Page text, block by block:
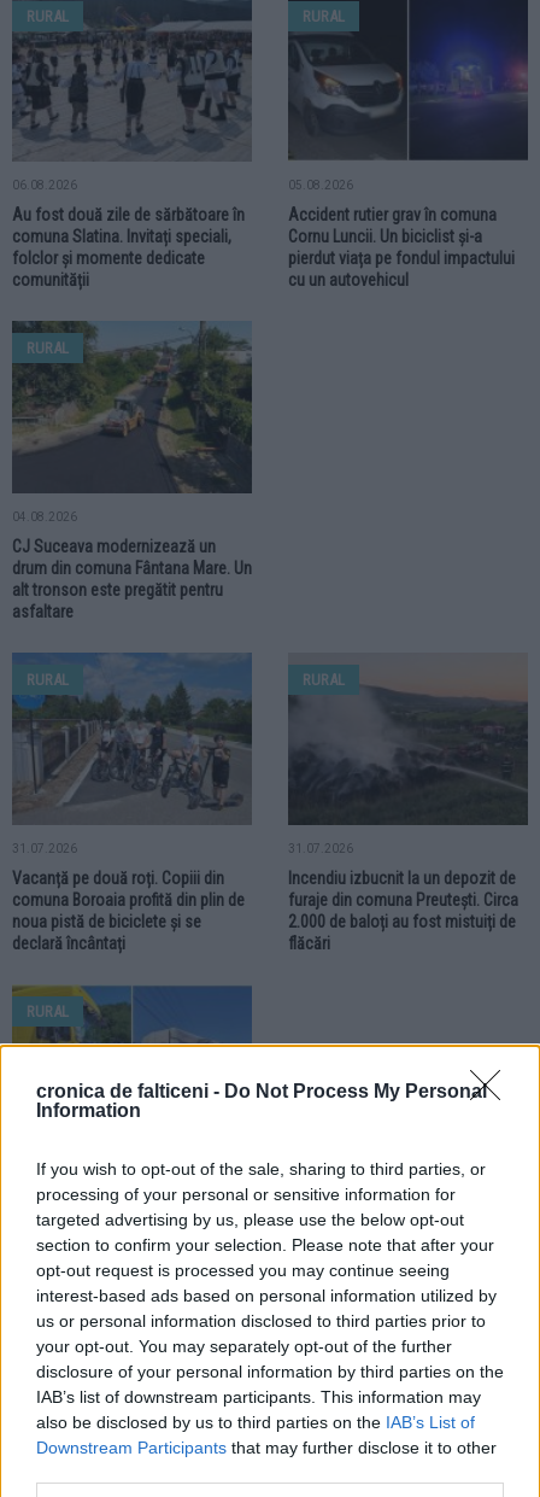
cronica de falticeni - Do Not Process My Personal
Information
If you wish to opt-out of the sale, sharing to third parties, or
processing of your personal or sensitive information for
targeted advertising by us, please use the below opt-out
section to confirm your selection. Please note that after your
opt-out request is processed you may continue seeing
interest-based ads based on personal information utilized by
us or personal information disclosed to third parties prior to
your opt-out. You may separately opt-out of the further
disclosure of your personal information by third parties on the
IAB’s list of downstream participants. This information may
also be disclosed by us to third parties on the IAB’s List of
Downstream Participants that may further disclose it to other
RURAL
06.08.2026
Au fost două zile de sărbătoare în
comuna Slatina. Invitați speciali,
folclor și momente dedicate
comunității
RURAL
05.08.2026
Accident rutier grav în comuna
Cornu Luncii. Un biciclist și-a
pierdut viața pe fondul impactului
cu un autovehicul
RURAL
04.08.2026
CJ Suceava modernizează un
drum din comuna Fântana Mare. Un
alt tronson este pregătit pentru
asfaltare
RURAL
31.07.2026
Vacanță pe două roți. Copiii din
comuna Boroaia profită din plin de
noua pistă de biciclete și se
declară încântați
RURAL
31.07.2026
Incendiu izbucnit la un depozit de
furaje din comuna Preutești. Circa
2.000 de baloți au fost mistuiți de
flăcări
RURAL
30.07.2026
Accident rutier produs în comuna
Forăști. Un autotren și un
autovehicul de marfă s-au ciocnit.
Un șofer este rănit
RURAL RURAL